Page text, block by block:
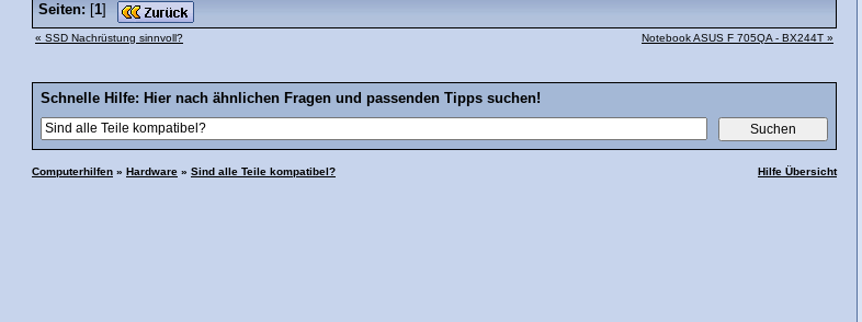
Seiten: [1]
« SSD Nachrüstung sinnvoll? Notebook ASUS F 705QA - BX244T »
Schnelle Hilfe: Hier nach ähnlichen Fragen und passenden Tipps suchen!
Computerhilfen » Hardware » Sind alle Teile kompatibel? Hilfe Übersicht